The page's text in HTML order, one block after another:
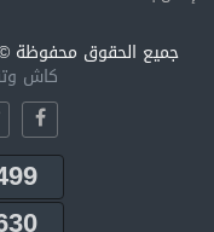
جميع الحقوق محفوظة
كاش